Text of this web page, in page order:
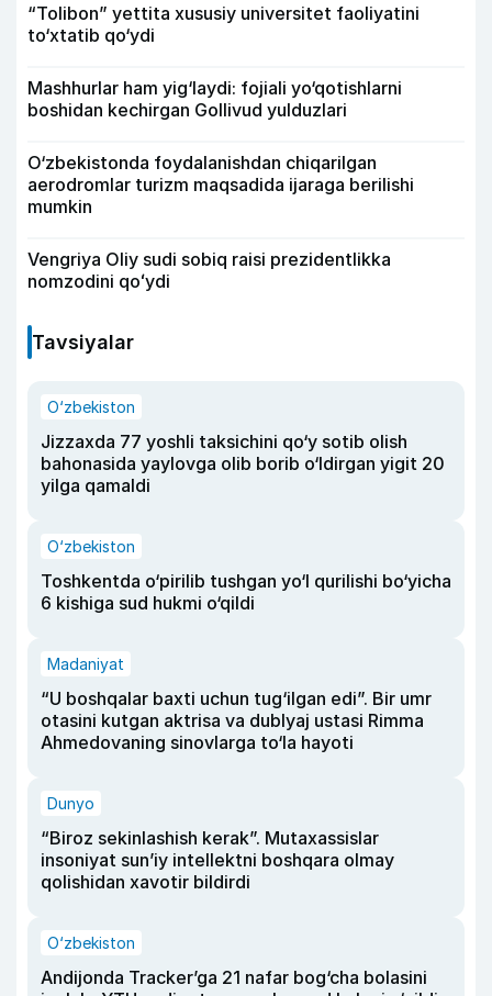
“Tolibon” yettita xususiy universitet faoliyatini
to‘xtatib qo‘ydi
Mashhurlar ham yig‘laydi: fojiali yo‘qotishlarni
boshidan kechirgan Gollivud yulduzlari
O‘zbekistonda foydalanishdan chiqarilgan
aerodromlar turizm maqsadida ijaraga berilishi
mumkin
Vengriya Oliy sudi sobiq raisi prezidentlikka
nomzodini qoʻydi
Tavsiyalar
O‘zbekiston
Jizzaxda 77 yoshli taksichini qo‘y sotib olish
bahonasida yaylovga olib borib o‘ldirgan yigit 20
yilga qamaldi
O‘zbekiston
Toshkentda o‘pirilib tushgan yo‘l qurilishi bo‘yicha
6 kishiga sud hukmi o‘qildi
Madaniyat
“U boshqalar baxti uchun tug‘ilgan edi”. Bir umr
otasini kutgan aktrisa va dublyaj ustasi Rimma
Ahmedovaning sinovlarga to‘la hayoti
Dunyo
“Biroz sekinlashish kerak”. Mutaxassislar
insoniyat sun’iy intellektni boshqara olmay
qolishidan xavotir bildirdi
O‘zbekiston
Andijonda Tracker’ga 21 nafar bog‘cha bolasini